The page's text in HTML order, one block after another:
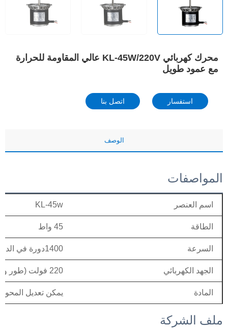
محرك كهربائي KL-45W/220V عالي المقاومة للحرارة
مع عمود طويل
استفسار اتصل بنا
الوصف
المواصفات
اسم العنصر KL-45w
الطاقة 45 واط
السرعة 1400دورة في الدقيقة/2800دورة في الدقيقة
الجهد الكهربائي 220 فولت (طور واحد)
المادة يمكن تعديل المحور
ملف الشركة